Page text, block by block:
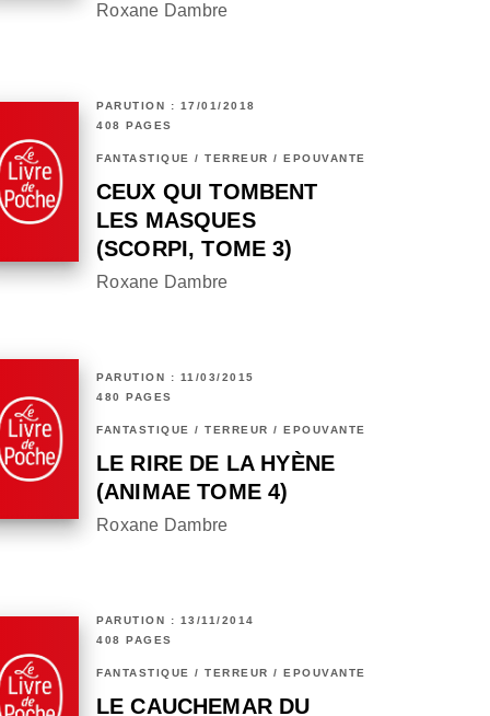
Roxane Dambre
PARUTION : 17/01/2018
408 PAGES
FANTASTIQUE / TERREUR / EPOUVANTE
CEUX QUI TOMBENT
LES MASQUES
(SCORPI, TOME 3)
Roxane Dambre
PARUTION : 11/03/2015
480 PAGES
FANTASTIQUE / TERREUR / EPOUVANTE
LE RIRE DE LA HYÈNE
(ANIMAE TOME 4)
Roxane Dambre
PARUTION : 13/11/2014
408 PAGES
FANTASTIQUE / TERREUR / EPOUVANTE
LE CAUCHEMAR DU